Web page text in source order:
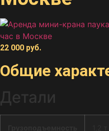
22 000 руб.
Общие
Детали